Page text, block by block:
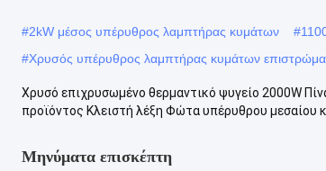
#2kW μέσος υπέρυθρος λαμπτήρας κυμάτων #
#Χρυσός υπέρυθρος λαμπτήρας κυμάτων
Χρυσό επιχρυσωμένο θερμαντικό ψυγείο 2000W
προϊόντος Κλειστή λέξη Φώτα υπέρυθρου μεσαίου
Μηνύματα επισκέπτη